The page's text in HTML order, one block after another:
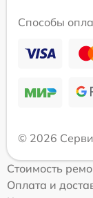
Способы
© 2026
Стоимость
Оплата и